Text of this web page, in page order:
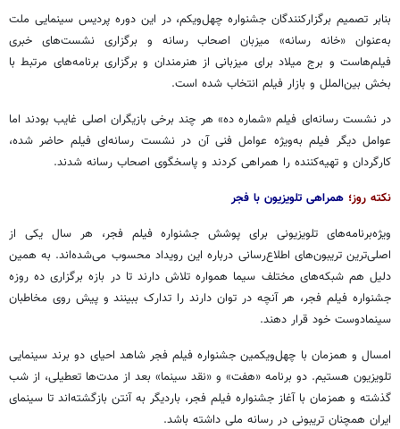
بنابر تصمیم برگزارکنندگان جشنواره چهل‌ویکم، در ایندوره پردیس سینمایی ملت
به‌عنوان «خانه رسانه» میزبان اصحاب رسانه و برگزاری نشست‌های خبری
فیلم‌هاست و برج میلاد برای میزبانی از هنرمندان و برگزاری برنامه‌های مرتبط با
بخش بین‌الملل و بازار فیلم انتخاب شده است.
در نشست رسانه‌ای فیلم «شماره ده» هر چند برخی بازیگران اصلی غایب بودند اما
عوامل دیگر فیلم به‌ویژه عوامل فنی آن در نشست رسانه‌ای فیلم حاضر شده،
کارگردان و تهیه‌کننده را همراهی کردند و پاسخگوی اصحاب رسانه شدند.
نکته روز؛ همراهی تلویزیون با فجر
ویژه‌برنامه‌های تلویزیونی برای پوشش جشنواره فیلم فجر، هر سال یکی از
اصلی‌ترین تریبون‌های اطلاع‌رسانی درباره این رویداد محسوب می‌شده‌اند. به همین
دلیل هم شبکه‌های مختلف سیما همواره تلاش دارند تا در بازه برگزاری ده روزه
جشنواره فیلم فجر، هر آنچه در توان دارند را تدارک ببینند و پیش روی مخاطبان
سینمادوست خود قرار دهند.
امسال و همزمان با چهل‌ویکمینجشنواره فیلم فجر شاهد احیای دو برند سینمایی
تلویزیون هستیم. دو برنامه «هفت» و «نقد سینما» بعد از مدت‌ها تعطیلی، از شب
گذشته و همزمان با آغاز جشنواره فیلم فجر، باردیگر به آنتن بازگشته‌اند تا سینمای
ایران همچنان تریبونی در رسانه ملی داشته باشد.